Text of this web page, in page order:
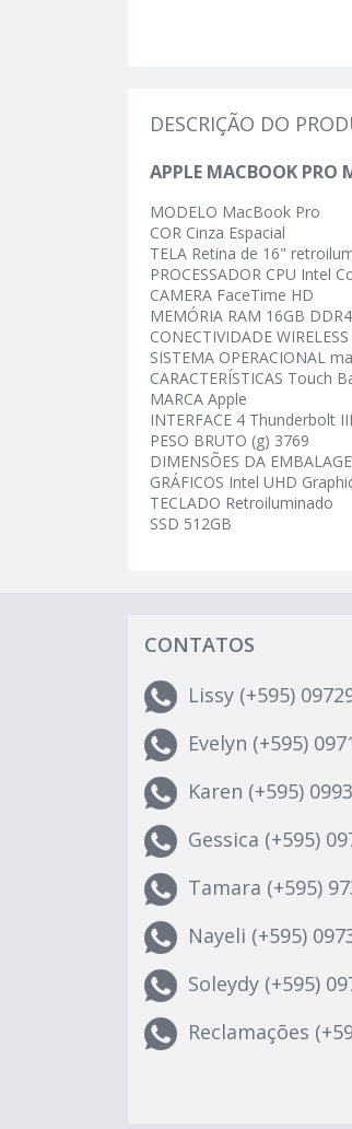
DESCRIÇÃO DO
APPLE MACBOOK PRO
MODELO MacBook Pro
COR Cinza Espacial
TELA Retina de 16"
PROCESSADOR CPU Intel
CAMERA FaceTime HD
MEMÓRIA RAM 16GB
CONECTIVIDADE
SISTEMA OPERACIONAL
CARACTERÍSTICAS Touch
MARCA Apple
INTERFACE 4 Thunderbolt
PESO BRUTO (g) 3769
DIMENSÕES DA
GRÁFICOS Intel UHD
TECLADO Retroiluminado
SSD 512GB
CONTATOS
Lissy (+595)
Evelyn (+595)
Karen (+595)
Gessica (+595)
Tamara (+595)
Nayeli (+595)
Soleydy (+595)
Reclamações